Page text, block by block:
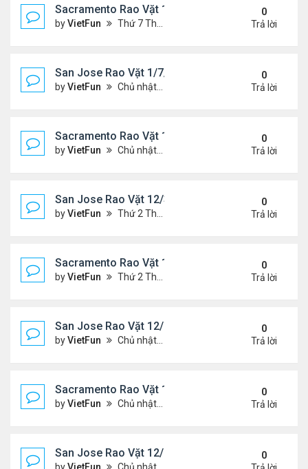
Sacramento Rao Vặt 1/14/22- 1/21/22
byVietFun Thứ 7 Tháng 1 15, 2022 8:49 pm
0
Trả lời
San Jose Rao Vặt 1/7/21- 1/14/22
byVietFun Chủ nhật Tháng 1 09, 2022 10:06 pm
0
Trả lời
Sacramento Rao Vặt 1/7/21- 1/14/22
byVietFun Chủ nhật Tháng 1 09, 2022 10:02 pm
0
Trả lời
San Jose Rao Vặt 12/31/21- 1/7/22
byVietFun Thứ 2 Tháng 1 03, 2022 8:29 pm
0
Trả lời
Sacramento Rao Vặt 12/31/21- 1/7/22
byVietFun Thứ 2 Tháng 1 03, 2022 8:25 pm
0
Trả lời
San Jose Rao Vặt 12/24/21- 12/31/21
byVietFun Chủ nhật Tháng 12 26, 2021 7:26 pm
0
Trả lời
Sacramento Rao Vặt 12/24/21- 12/31/21
byVietFun Chủ nhật Tháng 12 26, 2021 7:21 pm
0
Trả lời
San Jose Rao Vặt 12/10/21- 12/17/21
0